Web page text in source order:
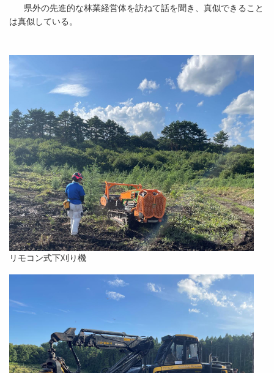
県外の先進的な林業経営体を訪ねて話を聞き、真似できること
は真似している。
リモコン式下刈り機